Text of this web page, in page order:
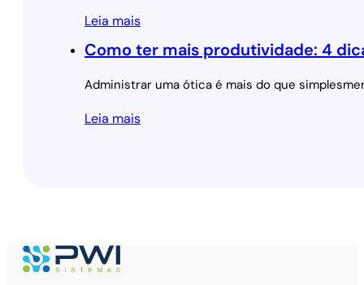
Leia mais
Como ter mais produtividade: 4
Administrar uma ótica é mais do que
Leia mais